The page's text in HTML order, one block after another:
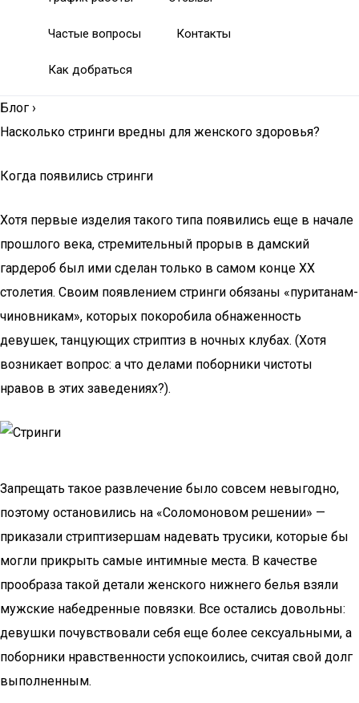
Частые вопросы Контакты
Как добраться
Блог ›
Насколько стринги вредны для женского здоровья?
Когда появились стринги
Хотя первые изделия такого типа появились еще в начале
прошлого века, стремительный прорыв в дамский
гардероб был ими сделан только в самом конце ХХ
столетия. Своим появлением стринги обязаны «пуританам-
чиновникам», которых покоробила обнаженность
девушек, танцующих стриптиз в ночных клубах. (Хотя
возникает вопрос: а что делами поборники чистоты
нравов в этих заведениях?).
Запрещать такое развлечение было совсем невыгодно,
поэтому остановились на «Соломоновом решении» —
приказали стриптизершам надевать трусики, которые бы
могли прикрыть самые интимные места. В качестве
прообраза такой детали женского нижнего белья взяли
мужские набедренные повязки. Все остались довольны:
девушки почувствовали себя еще более сексуальными, а
поборники нравственности успокоились, считая свой долг
выполненным.